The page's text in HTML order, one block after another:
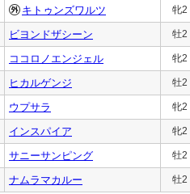
キトゥンズワルツ 牝2
ビヨンドザシーン 牡2
ココロノエンジェル 牝2
ヒカルゲンジ 牡2
ウプサラ 牝2
インスパイア 牝2
サニーサンピング 牡2
ナムラマカルー 牡2